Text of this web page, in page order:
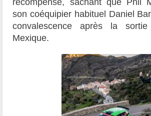
son coéquipier habituel Daniel
convalescence après la
Mexique.